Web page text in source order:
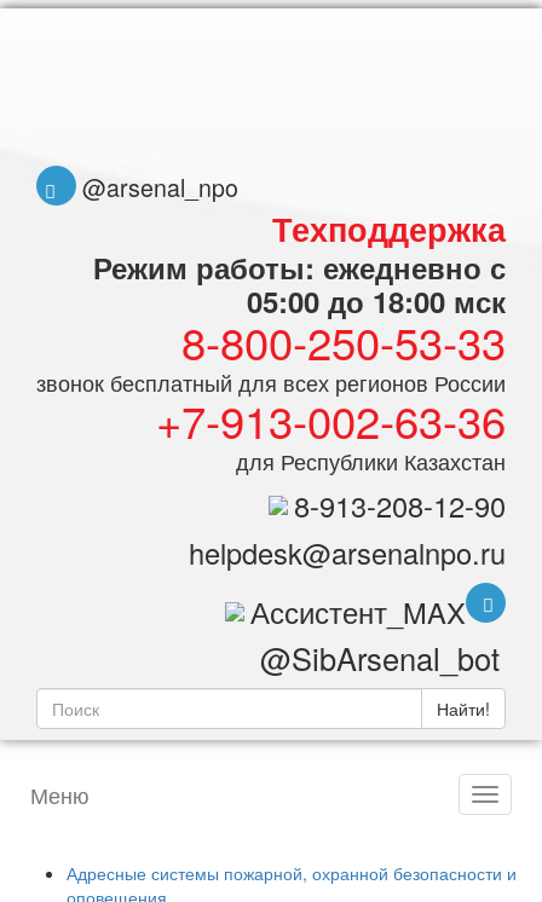
@arsenal_npo
Техподдержка
Режим работы: ежедневно с
05:00 до 18:00 мск
8-800-250-53-33
звонок бесплатный для всех регионов России
+7-913-002-63-36
для Республики Казахстан
8-913-208-12-90
helpdesk@arsenalnpo.ru
Ассистент_MAX
@SibArsenal_bot
Найти!
Меню
Адресные системы пожарной, охранной безопасности и
оповещения